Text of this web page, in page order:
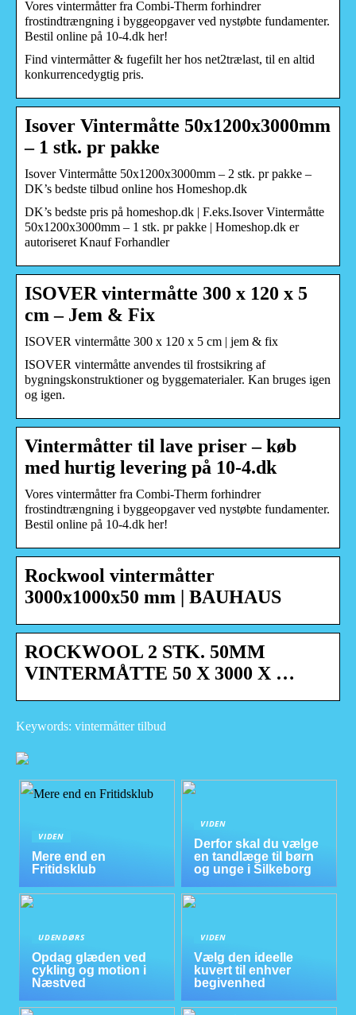
Vores vintermåtter fra Combi-Therm forhindrer
frostindtrængning i byggeopgaver ved nystøbte fundamenter.
Bestil online på 10-4.dk her!
Find vintermåtter & fugefilt her hos net2trælast, til en altid
konkurrencedygtig pris.
Isover Vintermåtte 50x1200x3000mm
– 1 stk. pr pakke
Isover Vintermåtte 50x1200x3000mm – 2 stk. pr pakke –
DK’s bedste tilbud online hos Homeshop.dk
DK’s bedste pris på homeshop.dk | F.eks.Isover Vintermåtte
50x1200x3000mm – 1 stk. pr pakke | Homeshop.dk er
autoriseret Knauf Forhandler
ISOVER vintermåtte 300 x 120 x 5
cm – Jem & Fix
ISOVER vintermåtte 300 x 120 x 5 cm | jem & fix
ISOVER vintermåtte anvendes til frostsikring af
bygningskonstruktioner og byggematerialer. Kan bruges igen
og igen.
Vintermåtter til lave priser – køb
med hurtig levering på 10-4.dk
Vores vintermåtter fra Combi-Therm forhindrer
frostindtrængning i byggeopgaver ved nystøbte fundamenter.
Bestil online på 10-4.dk her!
Rockwool vintermåtter
3000x1000x50 mm | BAUHAUS
ROCKWOOL 2 STK. 50MM
VINTERMÅTTE 50 X 3000 X …
Keywords: vintermåtter tilbud
VIDEN
Mere end en
Fritidsklub
VIDEN
Derfor skal du vælge
en tandlæge til børn
og unge i Silkeborg
UDENDØRS
Opdag glæden ved
cykling og motion i
Næstved
VIDEN
Vælg den ideelle
kuvert til enhver
begivenhed